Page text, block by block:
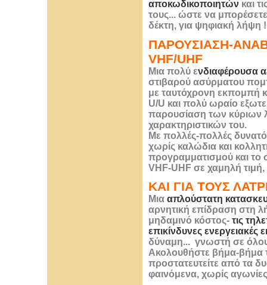
αποκωδικοποιητών και
τους... ώστε να
δέκτη, για ψηφιακή λήψη !
ΠΑΡΟΥΣΙΑΣΗ-
VHF/UHF
Μια πολύ ενδιαφέρουσα
στιβαρού ασύρματου
με ταυτόχρονη εκπομπή
U/U και πολύ ωραίο
παρουσίαση των κύριων
χαρακτηριστικών του.
Με πολλές-πολλές
χωρίς καλώδια και
προγραμματισμού και το
VHF-UHF σε χαμηλή τιμή,
ΚΑΙ ΓΙΑ ΤΟΥΣ
Μια απλούστατη
αρνητική επίδραση στη
μηδαμινό κόστος- τις
επικίνδυνες ενεργειακές
δύναμη... γνωστή σε
Ακολουθήστε βήμα-βήμα
προστατευτείτε από τα
φαινόμενα, χωρίς αγωνίες